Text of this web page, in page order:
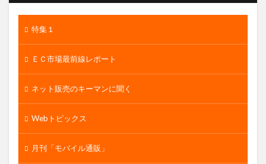
特集１
ＥＣ市場最前線レポート
ネット販売のキーマンに聞く
Webトピックス
月刊「モバイル通販」